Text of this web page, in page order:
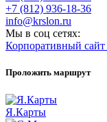
+7 (812) 936-18-36
info@krslon.ru
Мы в соц сетях:
Корпоративный сайт
Проложить маршрут
Я.Карты